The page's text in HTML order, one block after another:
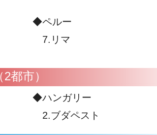
◆ペルー
7.リマ
都市）
◆ハンガリー
2.ブダペスト